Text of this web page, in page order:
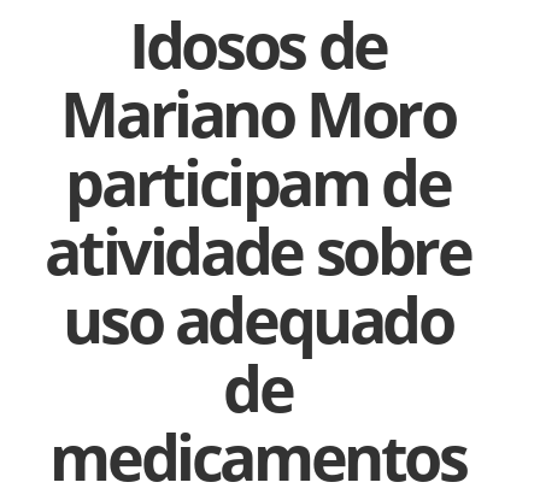
Idosos de
Mariano Moro
participam de
atividade sobre
uso adequado
de
medicamentos